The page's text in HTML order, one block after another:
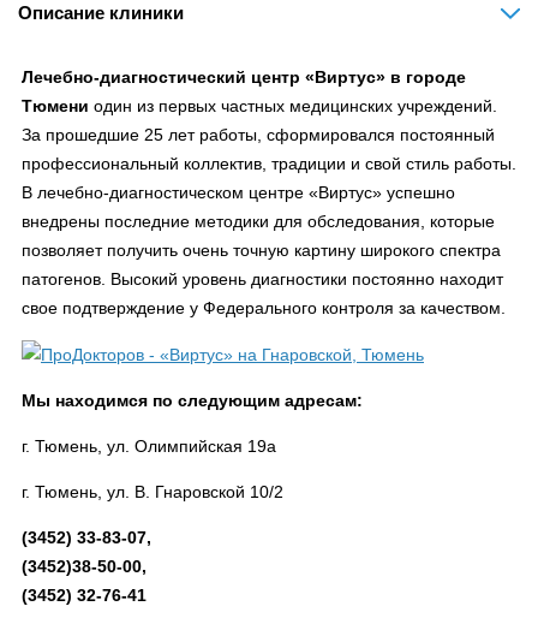
Описание клиники
Лечебно-диагностический центр «Виртус» в городе
Тюмени один из первых частных медицинских учреждений.
За прошедшие 25 лет работы, сформировался постоянный
профессиональный коллектив, традиции и свой стиль работы.
В лечебно-диагностическом центре «Виртус» успешно
внедрены последние методики для обследования, которые
позволяет получить очень точную картину широкого спектра
патогенов. Высокий уровень диагностики постоянно находит
свое подтверждение у Федерального контроля за качеством.
Мы находимся по следующим адресам:
г. Тюмень, ул. Олимпийская 19а
г. Тюмень, ул. В. Гнаровской 10/2
(3452) 33-83-07,
(3452)38-50-00,
(3452) 32-76-41